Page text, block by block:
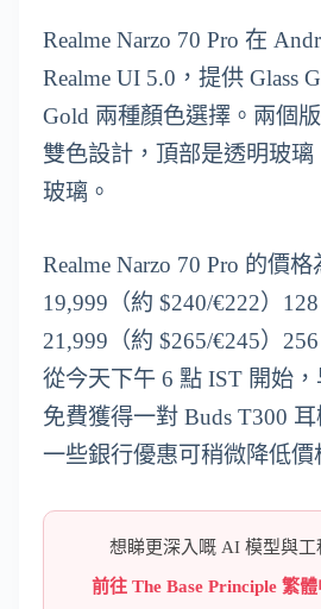
Realme Narzo 70 Pro 在
Realme UI 5.0，提供 Glass
Gold 兩種顏色選擇。兩個
雙色設計，頂部是透明玻
玻璃。
Realme Narzo 70 Pro 的價格
19,999（約 $240/€222）
21,999（約 $265/€245）
從今天下午 6 點 IST 開始
免費獲得一對 Buds T300
一些銀行優惠可稍微降低價
想睇更深入嘅 AI 模型與工
前往 The Base Principle 繁